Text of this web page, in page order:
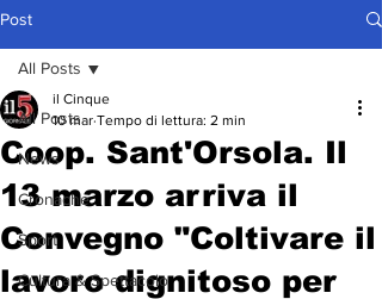
Post
All Posts
News
Cronache
Sport
Cultura & Spettacolo
All Posts
Coop. Sant'Orsola. Il
13 marzo arriva il
Convegno "Coltivare il
lavoro dignitoso per
il Cinque
10 mar Tempo di lettura: 2 min